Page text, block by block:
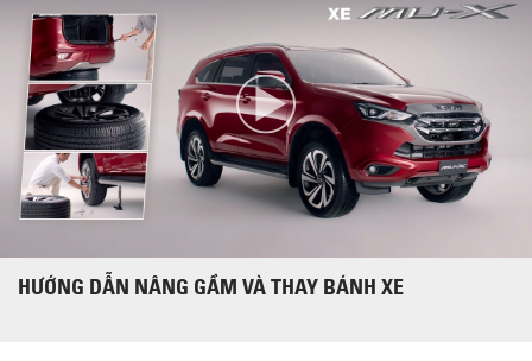
HƯỚNG DẪN NÂNG GẦM VÀ THAY BÁNH XE